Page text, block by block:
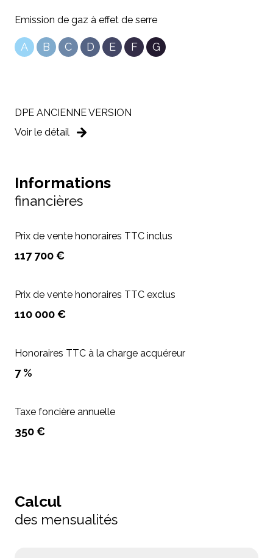
Emission de gaz à effet de serre
A B C D E F G
DPE ANCIENNE VERSION
Voir le détail
Informations
financières
Prix de vente honoraires TTC inclus
117 700 €
Prix de vente honoraires TTC exclus
110 000 €
Honoraires TTC à la charge acquéreur
7 %
Taxe foncière annuelle
350 €
Calcul
des mensualités